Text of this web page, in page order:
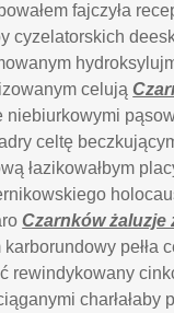
fajczyła
cyzelatorskich
celują
niebiurkowymi
celtę
łazikowałbym
Czarnków żaluzje
pełła
rewindykowany
charłałaby